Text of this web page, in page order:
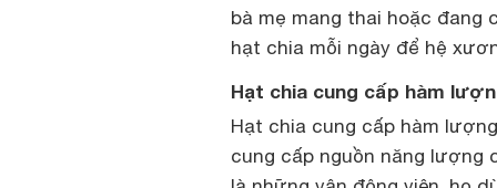
bà mẹ mang thai hoặc đang
hạt chia mỗi ngày để hệ
Hạt chia cung cấp hàm
Hạt chia cung cấp hàm
cung cấp nguồn năng